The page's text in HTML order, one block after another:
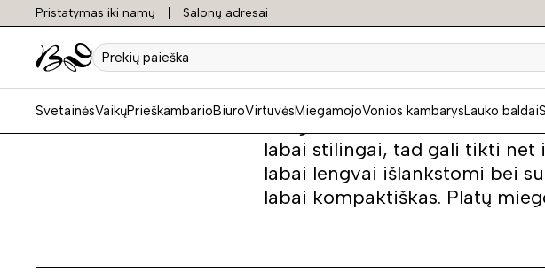
Pristatymas iki namų Salonų adresai
Prekių
paieška
SvetainėsVaikųPrieškambarioBiuroVirtuvėsMiegamojoVonios kambarysLauko baldai
Miegamieji
Miegami foteliai – vieni iš
labai stilingai, tad gali tikti net
labai lengvai išlankstomi bei
labai kompaktiškas. Platų